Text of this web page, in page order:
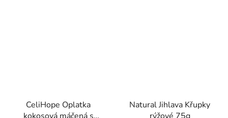
CeliHope Oplatka
Natural Jihlava Křupky